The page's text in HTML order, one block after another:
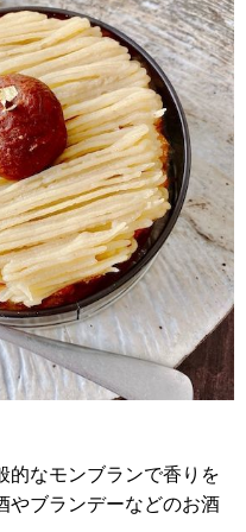
的なモンブランで香りを
やブランデーなどのお酒